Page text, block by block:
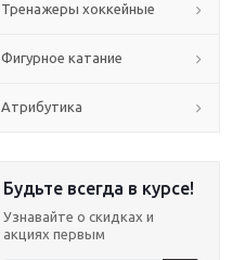
Тренажеры хоккейные
Фигурное катание
Атрибутика
Будьте всегда в курсе!
Узнавайте о скидках и
акциях первым